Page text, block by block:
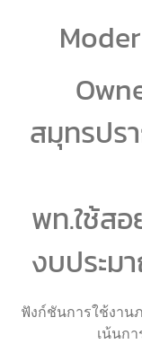
สมุทรปร
พท.ใช้ส
งบประ
ฟังก์ชันการใช้งาน
เน้นก